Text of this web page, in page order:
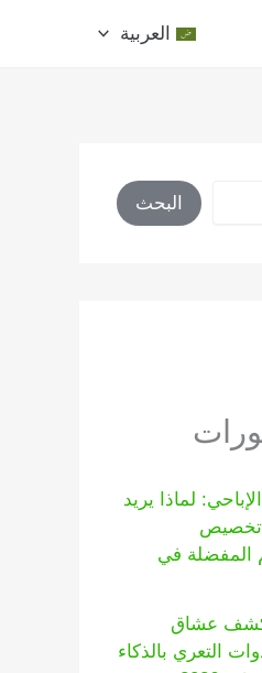
العربية
البحث
الأنمي AI الإباحي: لماذا يريد
تخصيص
المفضلة في
عشاق
التعري بالذكاء